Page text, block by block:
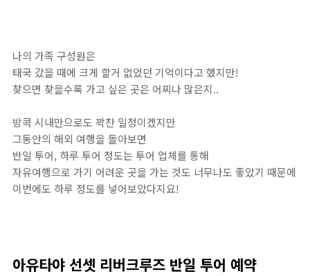
나의 가족 구성원은
태국 갔을 때에 크게 할거 없었던 기억이다고 했지만!
찾으면 찾을수록 가고 싶은 곳은 어찌나 많은지..
방콕 시내만으로도 꽉찬 일정이겠지만
그동안의 해외 여행을 돌아보면
반일 투어, 하루 투어 정도는 투어 업체를 통해
자유여행으로 가기 어려운 곳을 가는 것도 너무나도 좋았기 때문에
이번에도 하루 정도를 넣어보았다지요!
아유타야 선셋 리버크루즈 반일 투어 예약